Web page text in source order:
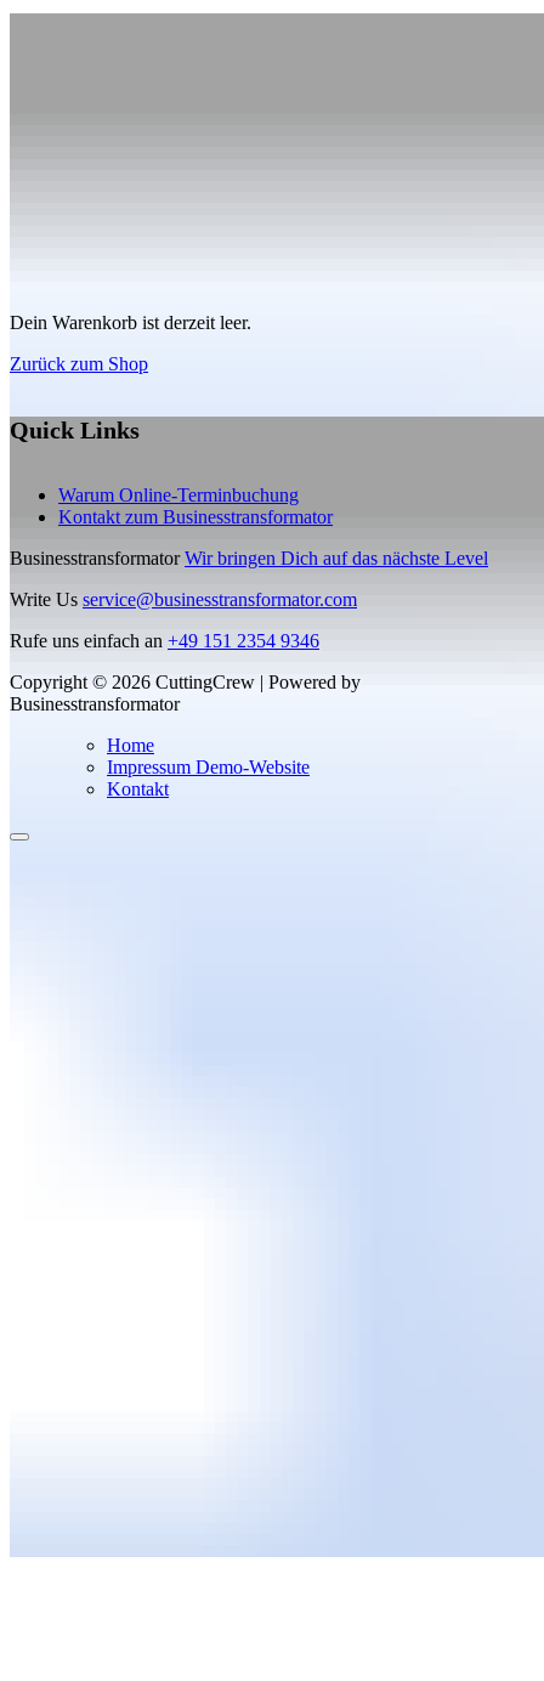
Dein Warenkorb ist derzeit leer.
Zurück zum Shop
Quick Links
Warum Online-Terminbuchung
Kontakt zum Businesstransformator
Businesstransformator Wir bringen Dich auf das nächste Level
Write Us service@businesstransformator.com
Rufe uns einfach an +49 151 2354 9346
Copyright © 2026 CuttingCrew | Powered by
Businesstransformator
Home
Impressum Demo-Website
Kontakt